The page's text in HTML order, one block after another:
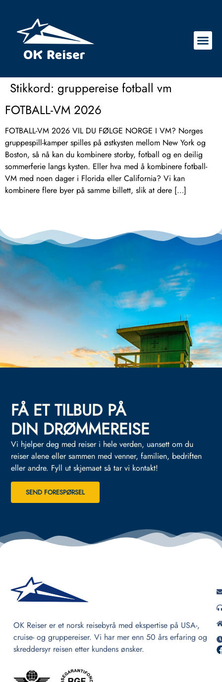
Stikkord: gruppereise fotball vm
FOTBALL-VM 2026
FOTBALL-VM 2026 VIL DU FØLGE NORGE I VM? Norges
gruppespill-kamper spilles på østkysten mellom New York og
Boston, så nå kan du kombinere storby, fotball og en deilig
sommerferie langs kysten. Eller hva med å kombinere fotball-
VM med noen dager i Florida eller California? Vi kan
kombinere flere byer på samme billett, slik at dere […]
FÅ ET TILBUD PÅ
DIN DRØMMEREISE
Vi hjelper deg med reiser i hele verden, uansett om du
reiser alene eller sammen med venner, familien, bedriften
eller andre. Fyll ut skjemaet så tar vi kontakt!
SEND FORESPØRSEL
OK Reiser er et norsk reisebyrå med ekspertise på USA-,
cruise- og gruppereiser. Vi har mer enn 50 års erfaring og
skreddersyr reisen etter kundens ønsker.